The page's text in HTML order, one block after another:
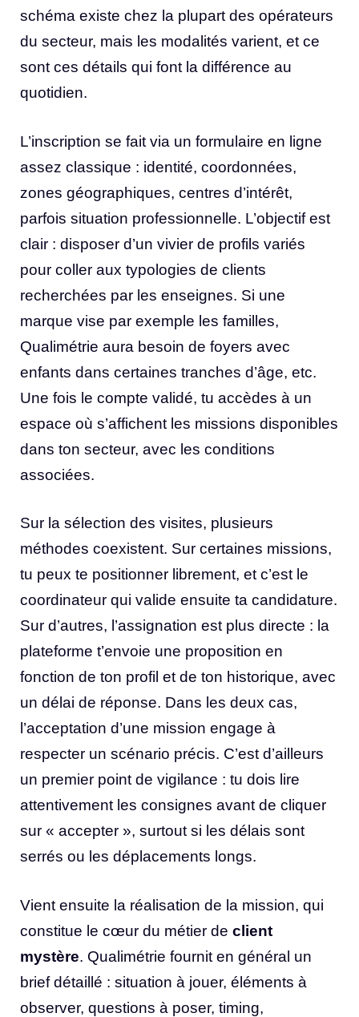
schéma existe chez la plupart des opérateurs
du secteur, mais les modalités varient, et ce
sont ces détails qui font la différence au
quotidien.
L’inscription se fait via un formulaire en ligne
assez classique : identité, coordonnées,
zones géographiques, centres d’intérêt,
parfois situation professionnelle. L’objectif est
clair : disposer d’un vivier de profils variés
pour coller aux typologies de clients
recherchées par les enseignes. Si une
marque vise par exemple les familles,
Qualimétrie aura besoin de foyers avec
enfants dans certaines tranches d’âge, etc.
Une fois le compte validé, tu accèdes à un
espace où s’affichent les missions disponibles
dans ton secteur, avec les conditions
associées.
Sur la sélection des visites, plusieurs
méthodes coexistent. Sur certaines missions,
tu peux te positionner librement, et c’est le
coordinateur qui valide ensuite ta candidature.
Sur d’autres, l’assignation est plus directe : la
plateforme t’envoie une proposition en
fonction de ton profil et de ton historique, avec
un délai de réponse. Dans les deux cas,
l’acceptation d’une mission engage à
respecter un scénario précis. C’est d’ailleurs
un premier point de vigilance : tu dois lire
attentivement les consignes avant de cliquer
sur « accepter », surtout si les délais sont
serrés ou les déplacements longs.
Vient ensuite la réalisation de la mission, qui
constitue le cœur du métier de client
mystère. Qualimétrie fournit en général un
brief détaillé : situation à jouer, éléments à
observer, questions à poser, timing,